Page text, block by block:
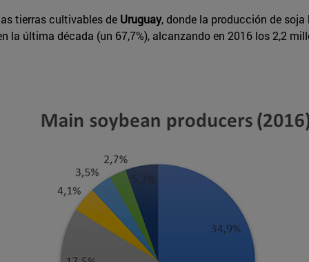
tierras cultivables de Uruguay, donde la producción de
última década (un 67,7%), alcanzando en 2016 los 2,2